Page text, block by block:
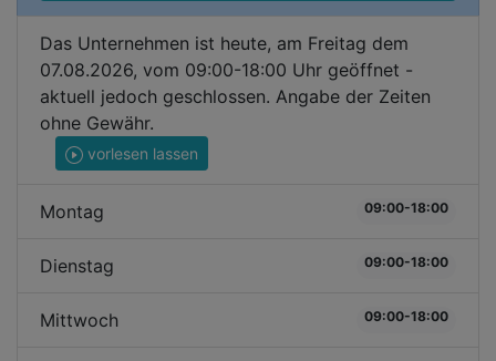
Das Unternehmen ist heute, am Freitag dem
07.08.2026, vom 09:00-18:00 Uhr geöffnet -
aktuell jedoch geschlossen. Angabe der Zeiten
ohne Gewähr.
vorlesen lassen
Montag 09:00-18:00
Dienstag 09:00-18:00
Mittwoch 09:00-18:00